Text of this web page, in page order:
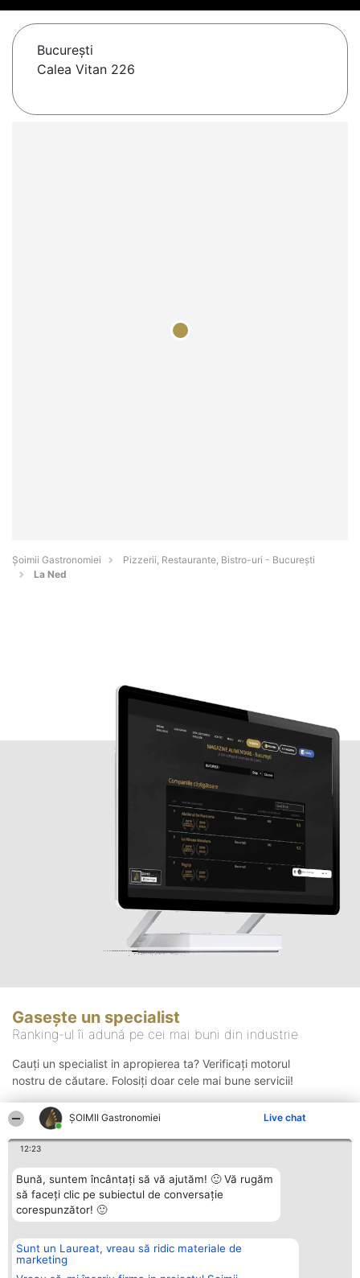
ȘOIMII Gastronomiei Live chat
12:23
Bună, suntem încântați să vă ajutăm! 🙂 Vă rugăm
să faceți clic pe subiectul de conversație
corespunzător! 🙂
Sunt un Laureat, vreau să ridic materiale de
marketing
Bucureşti
Calea Vitan 226
Șoimii Gastronomiei
Pizzerii, Restaurante, Bistro-uri - Bucureşti
La Ned
Gasește un specialist
Ranking-ul îi adună pe cei mai buni din industrie
Cauți un specialist in apropierea ta? Verificați motorul
nostru de căutare. Folosiți doar cele mai bune servicii!
Organizator Ranking
BRIGHT SOLUTIONS BR SRL
Aleea Timisul De Sus 2 Bl. A30
Plebiscyt
Lista Tuturor
Contact